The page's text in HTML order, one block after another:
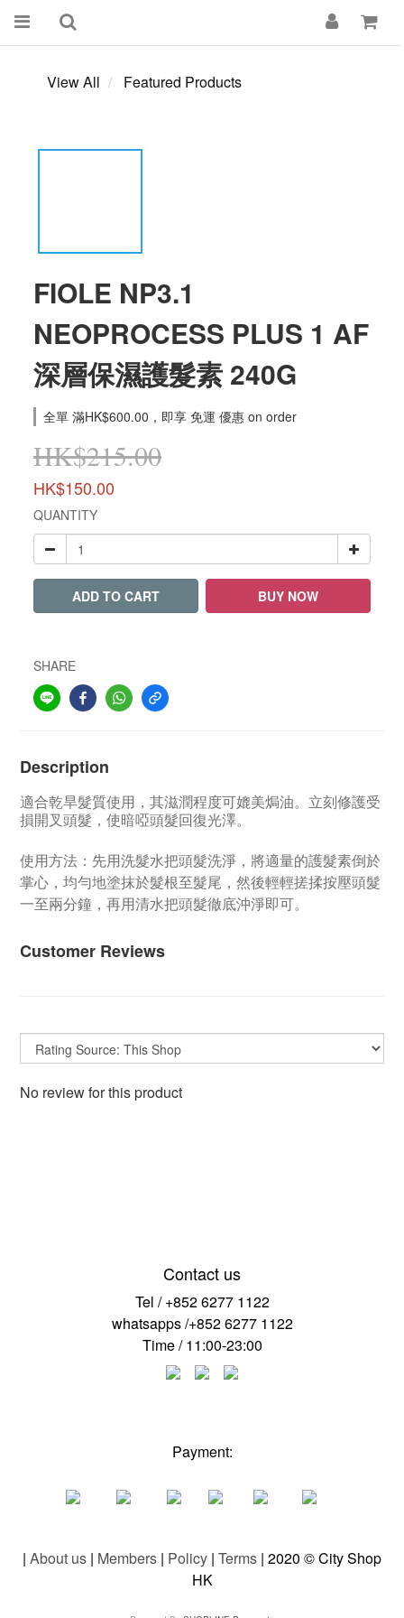
View All Featured Products
FIOLE NP3.1
NEOPROCESS PLUS 1 AF
深層保濕護髮素 240G
全單 滿HK$600.00，即享 免運 優惠 on order
HK$215.00
HK$150.00
QUANTITY
ADD TO CART BUY NOW
SHARE
Description
適合乾旱髮質使用，其滋潤程度可媲美焗油。立刻修護受
損開叉頭髮，使暗啞頭髮回復光澤。
使用方法：先用洗髮水把頭髮洗淨，將適量的護髮素倒於
掌心，均勻地塗抹於髮根至髮尾，然後輕輕搓揉按壓頭髮
一至兩分鐘，再用清水把頭髮徹底沖淨即可。
Customer Reviews
No review for this product
Contact us
Tel / +852 6277 1122
whatsapps /+852 6277 1122
Time / 11:00-23:00
Payment:
| About us | Members | Policy | Terms | 2020 © City Shop
HK